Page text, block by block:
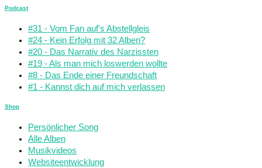
Podcast
#31 - Vom Fan auf's Abstellgleis
#24 - Kein Erfolg mit 32 Alben?
#20 - Das Narrativ des Narzissten
#19 - Als man mich loswerden wollte
#8 - Das Ende einer Freundschaft
#1 - Kannst dich auf mich verlassen
Shop
Persönlicher Song
Alle Alben
Musikvideos
Websiteentwicklung